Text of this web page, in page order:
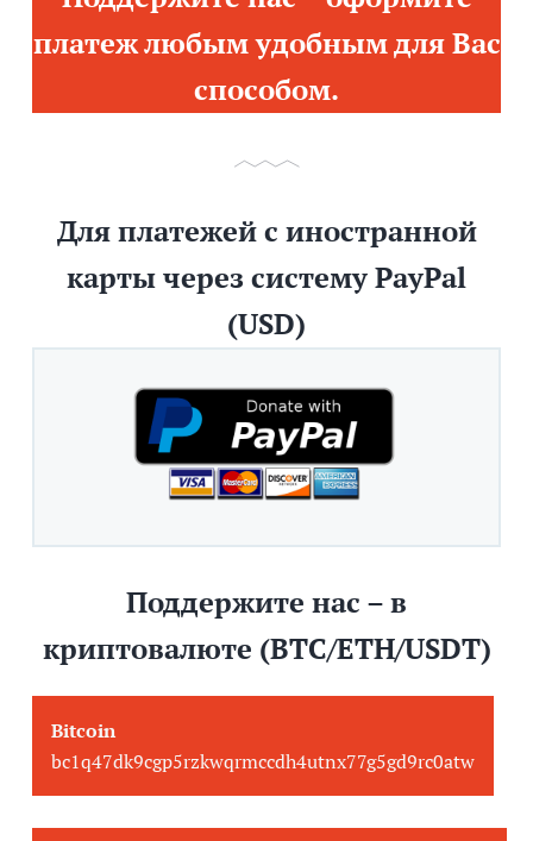
платеж любым удобным для Вас
способом.
Для платежей с иностранной
карты через систему PayPal
(USD)
Поддержите нас – в
криптовалюте (BTC/ETH/USDT)
Bitcoin
bc1q47dk9cgp5rzkwqrmccdh4utnx77g5gd9rc0atw